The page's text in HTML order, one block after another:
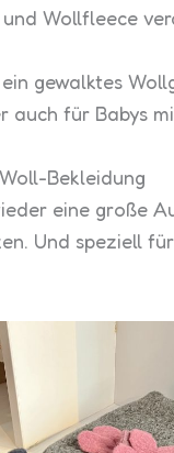
Wollfleece
gewalktes
auch für Babys
Bekleidung
eine große
Und speziell